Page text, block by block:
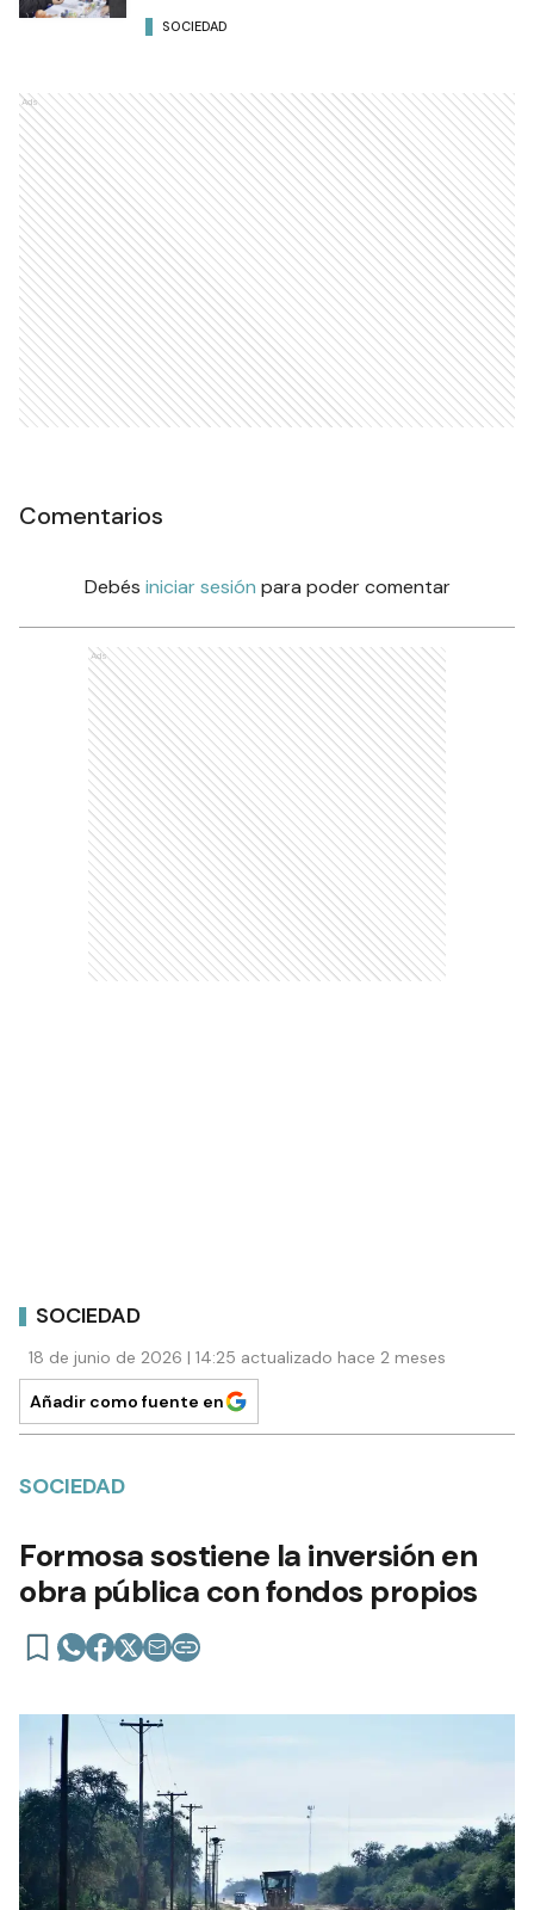
SOCIEDAD
Ads
Comentarios
Debés iniciar sesión para poder comentar
Ads
SOCIEDAD
18 de junio de 2026 | 14:25 actualizado hace 2 meses
Añadir como fuente en
SOCIEDAD
Formosa sostiene la inversión en
obra pública con fondos propios